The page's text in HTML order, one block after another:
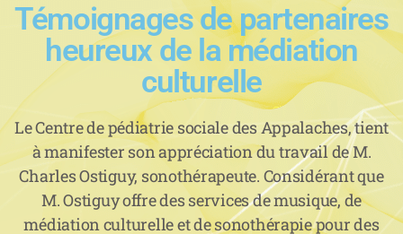
Témoignages de partenaires
heureux de la médiation
culturelle
Le Centre de pédiatrie sociale des Appalaches, tient
à manifester son appréciation du travail de M.
Charles Ostiguy, sonothérapeute. Considérant que
M. Ostiguy offre des services de musique, de
médiation culturelle et de sonothérapie pour des